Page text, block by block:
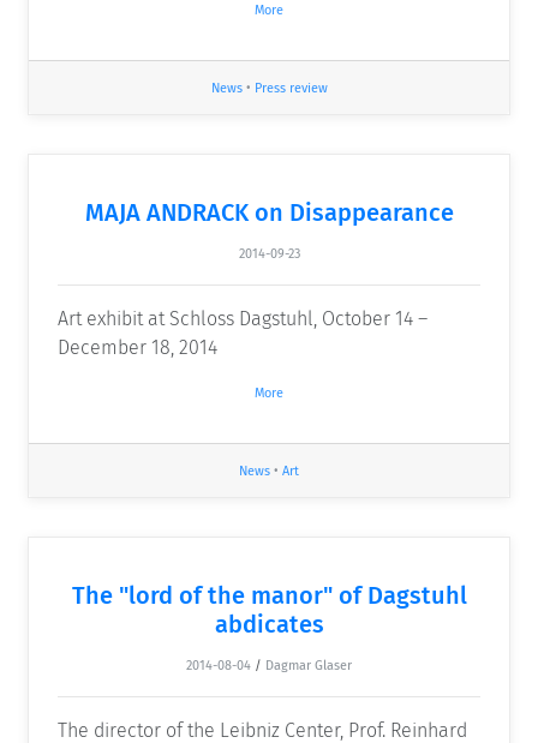
More
News• Press review
MAJA ANDRACK on Disappearance
2014-09-23
Art exhibit at Schloss Dagstuhl, October 14 –
December 18, 2014
More
News • Art
The "lord of the manor" of Dagstuhl
abdicates
2014-08-04 / Dagmar Glaser
The director of the Leibniz Center, Prof. Reinhard